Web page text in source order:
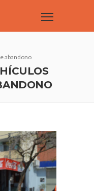
abandono